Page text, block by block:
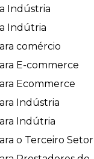
Indústria
Indútria
comércio
E-commerce
Ecommerce
Indústria
Indútria
o Terceiro Setor